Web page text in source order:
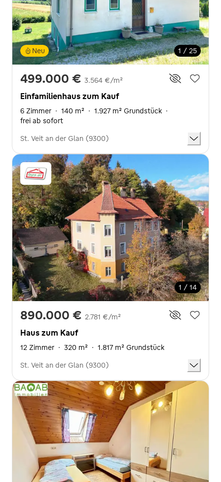
1 / 25
Neu
499.000 € 3.564 €/m²
Einfamilienhaus zum Kauf
6 Zimmer · 140 m² · 1.927 m² Grundstück ·
frei ab sofort
St. Veit an der Glan (9300)
1 / 14
890.000 € 2.781 €/m²
Haus zum Kauf
12 Zimmer · 320 m² · 1.817 m² Grundstück
St. Veit an der Glan (9300)